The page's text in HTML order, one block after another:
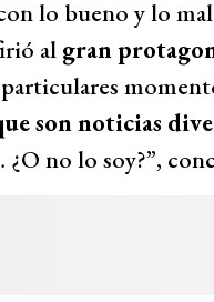
lo bueno y lo
al gran
son noticias
no lo soy?”,